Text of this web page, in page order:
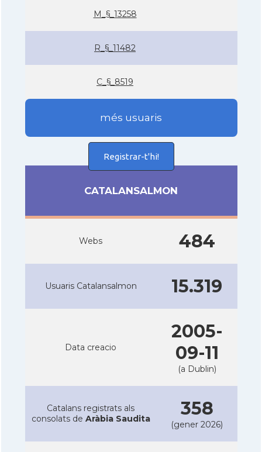
M_§_13258
R_§_11482
C_§_8519
més usuaris
Registrar-t'hi!
CATALANSALMON
Webs 484
Usuaris Catalansalmon 15.319
Data creacio
2005-
09-11
(a Dublin)
Catalans registrats als
consolats de Aràbia Saudita 358
(gener 2026)